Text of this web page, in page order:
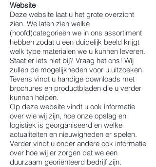
Website
Deze website laat u het grote overzicht
zien. We laten zien welke
(hoofd)categorieën we in ons assortiment
hebben zodat u een duidelijk beeld krijgt
welk type materialen we u kunnen leveren.
Staat er iets niet bij? Vraag het ons! Wij
zullen de mogelijkheden voor u uitzoeken.
Tevens vindt u handige downloads met
brochures en productbladen die u verder
kunnen helpen.
Op deze website vindt u ook informatie
over wie wij zijn, hoe onze opslag en
logistiek is georganiseerd en welke
actualiteiten en nieuwigheden er spelen.
Verder vindt u onder andere ook informatie
over hoe wij er zorgen dat we een
duurzaam georiënteerd bedrijf zijn.